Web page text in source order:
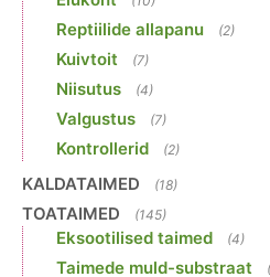
Reptiilide allapanu (2)
Kuivtoit (7)
Niisutus (4)
Valgustus (7)
Kontrollerid (2)
KALDATAIMED (18)
TOATAIMED (145)
Eksootilised taimed (4)
Taimede muld-substraat